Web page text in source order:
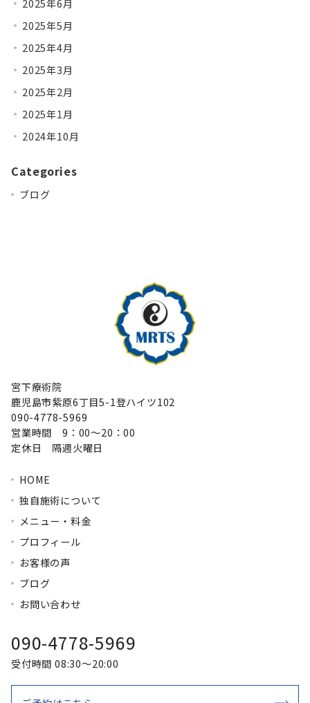
2025年6月
2025年5月
2025年4月
2025年3月
2025年2月
2025年1月
2024年10月
Categories
ブログ
宮下療術院
鹿児島市紫原6丁目5-1登ハイツ102
090-4778-5969
営業時間 9：00～20：00
定休日 隔週火曜日
HOME
独自施術について
メニュー・料金
プロフィール
お客様の声
ブログ
お問い合わせ
090-4778-5969
受付時間 08:30～20:00